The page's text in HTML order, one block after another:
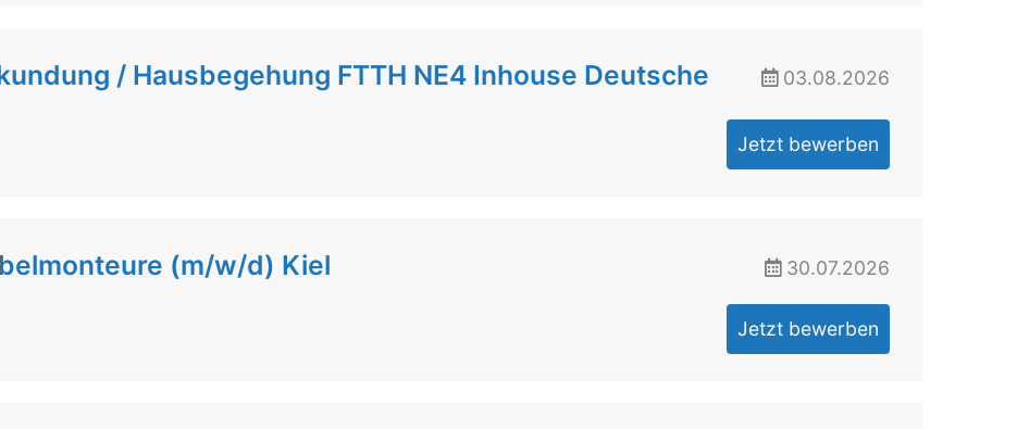
/ Hausbegehung FTTH NE4 Inhouse Deutsche
03.08.2026
Jetzt bewerben
(m/w/d) Kiel 30.07.2026
Jetzt bewerben